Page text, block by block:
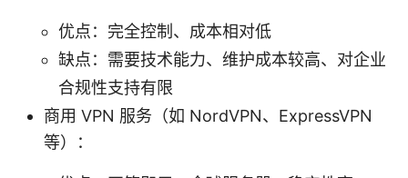
优点：完全控制、成本相对低
缺点：需要技术能力、维护成本较高、对企业
合规性支持有限
商用 VPN 服务（如 NordVPN、ExpressVPN
等）：